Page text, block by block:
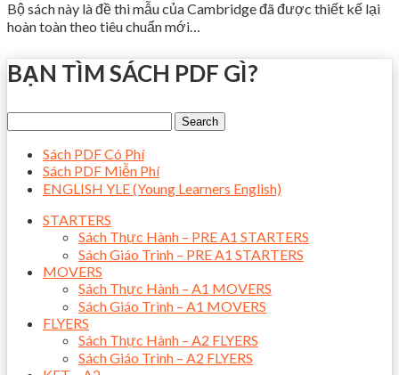
Bộ sách này là đề thi mẫu của Cambridge đã được thiết kế lại
hoàn toàn theo tiêu chuẩn mới…
BẠN TÌM SÁCH PDF GÌ?
Sách PDF Có Phí
Sách PDF Miễn Phí
ENGLISH YLE (Young Learners English)
STARTERS
Sách Thực Hành – PRE A1 STARTERS
Sách Giáo Trình – PRE A1 STARTERS
MOVERS
Sách Thực Hành – A1 MOVERS
Sách Giáo Trình – A1 MOVERS
FLYERS
Sách Thực Hành – A2 FLYERS
Sách Giáo Trình – A2 FLYERS